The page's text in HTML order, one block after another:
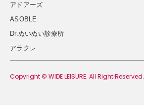
アドアーズ
ASOBLE
Dr.ぬいぬい診療所
アラクレ
Copyright © WIDE LEISURE. All Right Reserved.